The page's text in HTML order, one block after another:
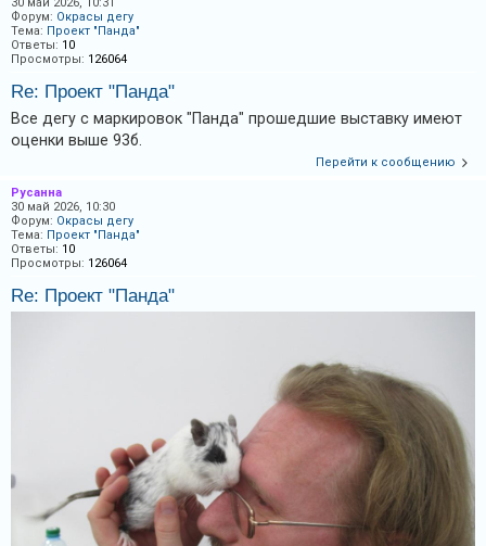
в
А
к
т
в
н
ы
е
т
30 май 2026, 10:31
Форум: Окрасы дегу
Тема: Проект "Панда"
Ответы: 10
Просмотры: 126064
Re: Проект "Панда"
Все дегу с маркировок "Панда" прошедшие выставку имеют
оценки выше 93б.
Перейти к сообщению
Русанна
30 май 2026, 10:30
Форум: Окрасы дегу
Тема: Проект "Панда"
Ответы: 10
Просмотры: 126064
Re: Проект "Панда"